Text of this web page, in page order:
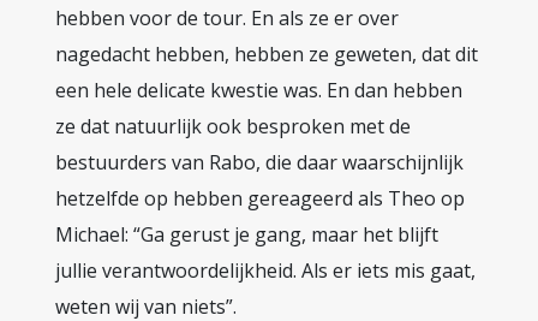
hebben voor de tour. En als ze er over
nagedacht hebben, hebben ze geweten, dat dit
een hele delicate kwestie was. En dan hebben
ze dat natuurlijk ook besproken met de
bestuurders van Rabo, die daar waarschijnlijk
hetzelfde op hebben gereageerd als Theo op
Michael: “Ga gerust je gang, maar het blijft
jullie verantwoordelijkheid. Als er iets mis gaat,
weten wij van niets”.